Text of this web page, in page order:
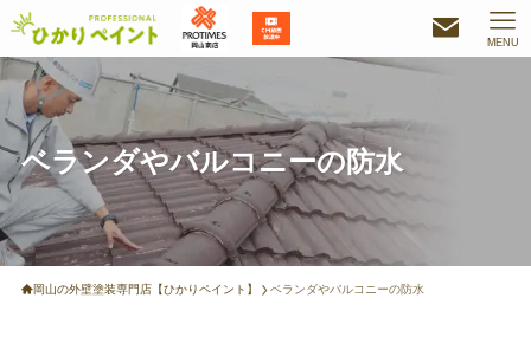
MENU
ベランダやバルコニーの防水
岡山の外壁塗装専門店【ひかりペイント】 ベランダやバルコニーの防水